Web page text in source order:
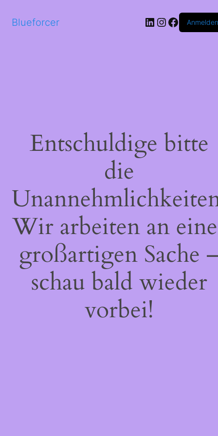
Blueforcer LinkedIn
Instagram
Anmelden
Entschuldige bitte
die
Wir arbeiten an
großartigen Sache
schau bald wieder
vorbei!